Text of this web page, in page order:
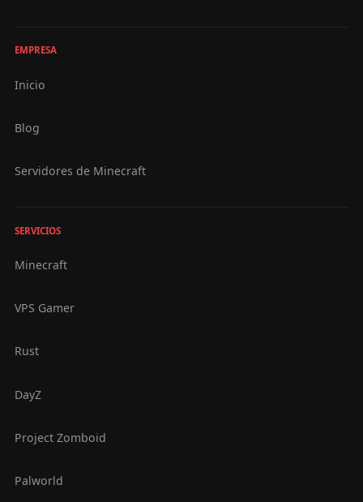
EMPRESA
Inicio
Blog
Servidores de Minecraft
SERVICIOS
Minecraft
VPS Gamer
Rust
DayZ
Project Zomboid
Palworld